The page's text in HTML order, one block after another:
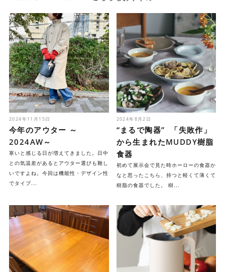
2024年11月15日
今年のアウター ～
2024AW～
寒いと感じる日が増えてきました。日中
との気温差があるとアウター選びも難し
いですよね。今回は機能性・デザイン性
でタイプ...
2024年8月2日
“まるで陶器” 「失敗作」
から生まれたMUDDY樹脂
食器
初めて展示会で見た時ホーローの食器か
なと思ったこちら、持つと軽くて薄くて
樹脂の食器でした。 樹...